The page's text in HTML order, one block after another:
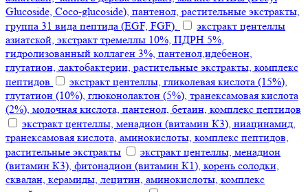
Glucoside, Coco-glucoside), пантенол, растительные экстракты,
группа 31 вида пептида (EGF, FGF).
экстракт центеллы
азиатской, экстракт тремеллы 10%, ПДРН 5%,
гидролизованный коллаген 3%, пантенол,идебенон,
глутатион, лактобактерии, растительные экстракты, комплекс
пептидов
экстракт центеллы, гликолевая кислота (15%),
глутатион (10%), глюконолактон (5%), транексамовая кислота
(2%), молочная кислота, пантенол, бетаин, комплекс пептидов
экстракт центеллы, менадион (витамин К3), ниацинамид,
транексамовая кислота, аминокислоты, комплекс пептидов,
растительные экстракты
экстракт центеллы, менадион
(витамин К3), фитонадион (витамин К1), корень солодки,
сквалан, керамиды, лецитин, аминокислоты, комплекс